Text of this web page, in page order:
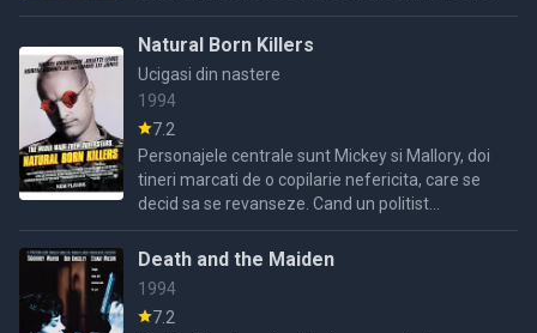
Natural Born Killers
Ucigasi din nastere
1994
7.2
Personajele centrale sunt Mickey si Mallory, doi
tineri marcati de o copilarie nefericita, care se
decid sa se revanseze. Cand un politist
inversunat ii captureaza, ei au la activ nu mai
putin de 52 ...
Death and the Maiden
1994
7.2